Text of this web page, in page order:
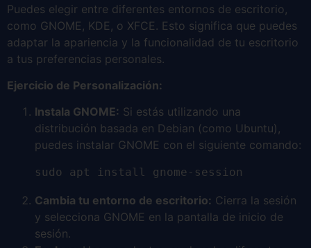
Puedes elegir entre diferentes entornos de escritorio,
como GNOME, KDE, o XFCE. Esto significa que puedes
adaptar la apariencia y la funcionalidad de tu escritorio
a tus preferencias personales.
Ejercicio de Personalización:
Instala GNOME: Si estás utilizando una
distribución basada en Debian (como Ubuntu),
puedes instalar GNOME con el siguiente comando:
sudo apt install gnome-session
Cambia tu entorno de escritorio: Cierra la sesión
y selecciona GNOME en la pantalla de inicio de
sesión.